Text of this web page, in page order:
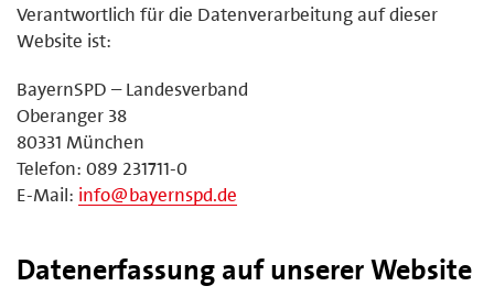
Verantwortlich für die Datenverarbeitung auf dieser
Website ist:
BayernSPD – Landesverband
Oberanger 38
80331 München
Telefon: 089 231711-0
E-Mail: info@bayernspd.de
Datenerfassung auf unserer Website